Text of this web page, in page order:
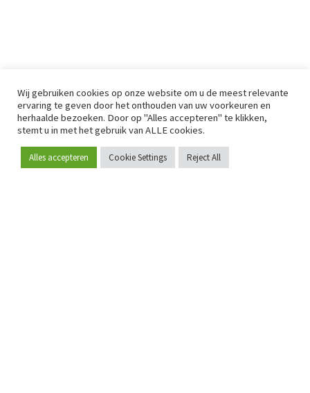
Word lid
Wij gebruiken cookies op onze website om u de meest relevante
ervaring te geven door het onthouden van uw voorkeuren en
herhaalde bezoeken. Door op "Alles accepteren" te klikken,
stemt u in met het gebruik van ALLE cookies.
Alles accepteren Cookie Settings Reject All